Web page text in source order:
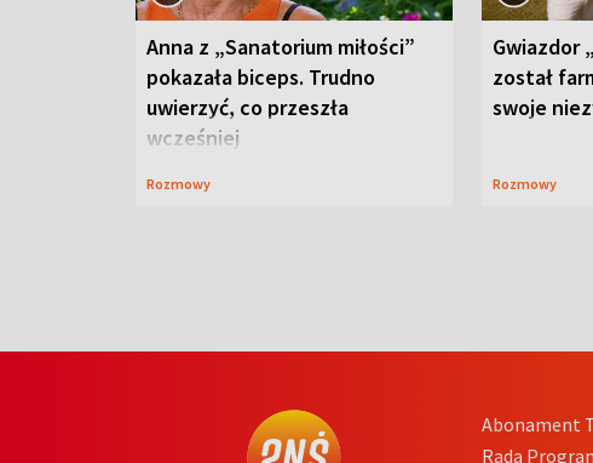
Anna z „Sanatorium miłości”
pokazała biceps. Trudno
uwierzyć, co przeszła
wcześniej
Rozmowy
Gwiazdor
został
swoje
Rozmowy
Abonament
Rada